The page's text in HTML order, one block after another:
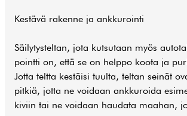
Kestävä rakenne ja ankkurointi
Säilytysteltan, jota kutsutaan myös
pointti on, että se on helppo koota ja
Jotta teltta kestäisi tuulta, teltan seinät
pitkiä, jotta ne voidaan ankkuroida
kiviin tai ne voidaan haudata maahan,